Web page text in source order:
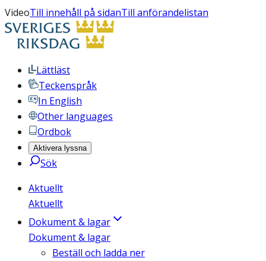
VideoTill innehåll på sidanTill anförandelistan
Lättläst
Teckenspråk
In English
Other languages
Ordbok
Aktivera lyssna
Sök
Aktuellt
Aktuellt
Dokument & lagar
Dokument & lagar
Beställ och ladda ner